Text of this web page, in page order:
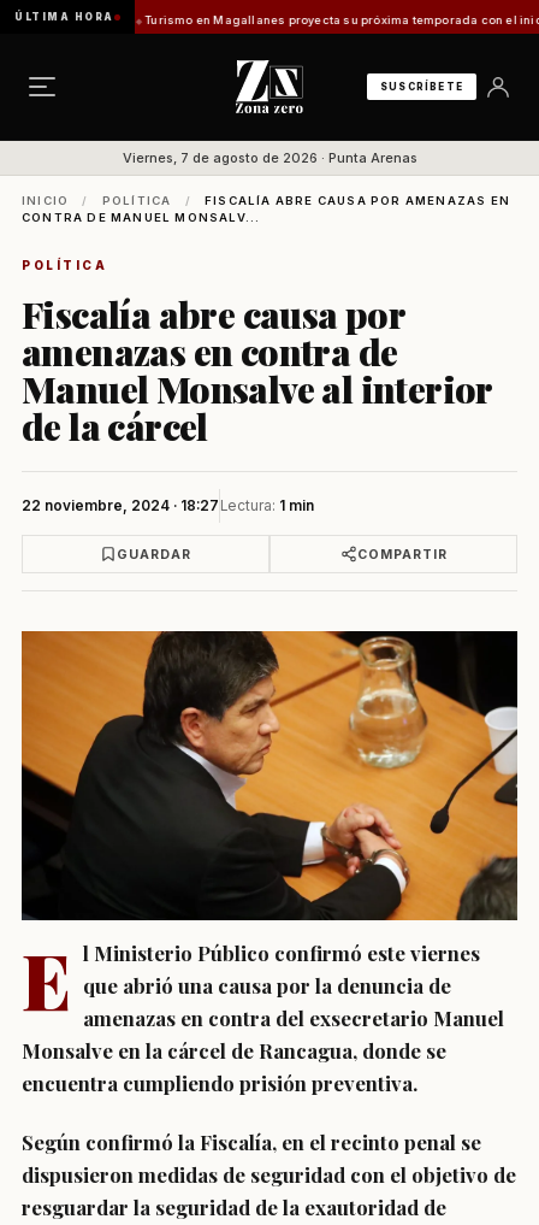
ÚLTIMA HORA
Vladilo] Turismo en Magallanes proyecta su próxima temporada con el inicio de
SUSCRÍBETE
Viernes, 7 de agosto de 2026 · Punta Arenas
INICIO / POLÍTICA /
FISCALÍA ABRE CAUSA POR AMENAZAS EN
CONTRA DE MANUEL MONSALV...
POLÍTICA
Fiscalía abre causa por
amenazas en contra de
Manuel Monsalve al interior
de la cárcel
22 noviembre, 2024 · 18:27 Lectura: 1 min
GUARDAR COMPARTIR
E l Ministerio Público confirmó este viernes
que abrió una causa por la denuncia de
amenazas en contra del exsecretario Manuel
Monsalve en la cárcel de Rancagua, donde se
encuentra cumpliendo prisión preventiva.
Según confirmó la Fiscalía, en el recinto penal se
dispusieron medidas de seguridad con el objetivo de
resguardar la seguridad de la exautoridad de